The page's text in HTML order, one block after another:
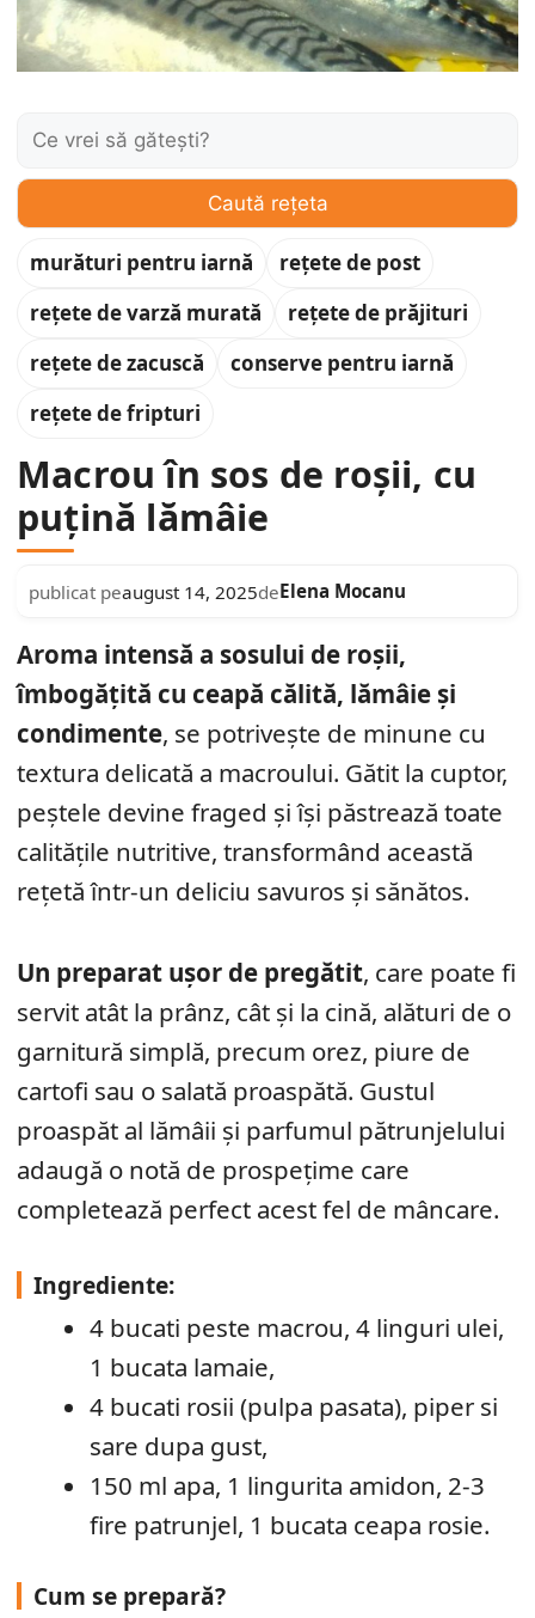
Caută:
Caută rețeta
murături pentru iarnă
rețete de post
rețete de varză murată
rețete de prăjituri
rețete de zacuscă
conserve pentru iarnă
rețete de fripturi
Macrou în sos de roșii, cu
puțină lămâie
publicat peaugust 14, 2025deElena Mocanu
Aroma intensă a sosului de roșii,
îmbogățită cu ceapă călită, lămâie și
condimente, se potrivește de minune cu
textura delicată a macroului. Gătit la cuptor,
peștele devine fraged și își păstrează toate
calitățile nutritive, transformând această
rețetă într-un deliciu savuros și sănătos.
Un preparat ușor de pregătit, care poate fi
servit atât la prânz, cât și la cină, alături de o
garnitură simplă, precum orez, piure de
cartofi sau o salată proaspătă. Gustul
proaspăt al lămâii și parfumul pătrunjelului
adaugă o notă de prospețime care
completează perfect acest fel de mâncare.
Ingrediente:
4 bucati peste macrou, 4 linguri ulei,
1 bucata lamaie,
4 bucati rosii (pulpa pasata), piper si
sare dupa gust,
150 ml apa, 1 lingurita amidon, 2-3
fire patrunjel, 1 bucata ceapa rosie.
Cum se prepară?